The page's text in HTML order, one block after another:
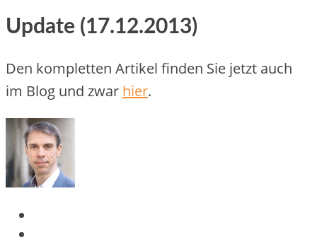
Update (17.12.2013)
Den kompletten Artikel finden Sie jetzt auch
im Blog und zwar hier.